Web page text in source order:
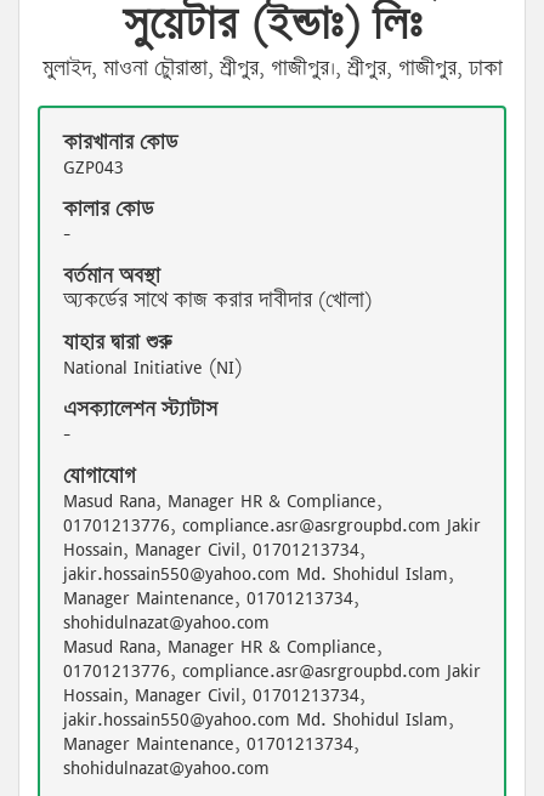
সুয়েটার (ইন্ডাঃ) লিঃ
মুলাইদ, মাওনা চেুৗরাস্তা, শ্রীপুর, গাজীপুর।, শ্রীপুর, গাজীপুর, ঢাকা
কারখানার কোড
GZP043
কালার কোড
-
বর্তমান অবস্থা
অ্যকর্ডের সাথে কাজ করার দাবীদার (খোলা)
যাহার দ্বারা শুরু
National Initiative (NI)
এসক্যালেশন স্ট্যাটাস
-
যোগাযোগ
Masud Rana, Manager HR & Compliance,
01701213776, compliance.asr@asrgroupbd.com Jakir
Hossain, Manager Civil, 01701213734,
jakir.hossain550@yahoo.com Md. Shohidul Islam,
Manager Maintenance, 01701213734,
shohidulnazat@yahoo.com
Masud Rana, Manager HR & Compliance,
01701213776, compliance.asr@asrgroupbd.com Jakir
Hossain, Manager Civil, 01701213734,
jakir.hossain550@yahoo.com Md. Shohidul Islam,
Manager Maintenance, 01701213734,
shohidulnazat@yahoo.com